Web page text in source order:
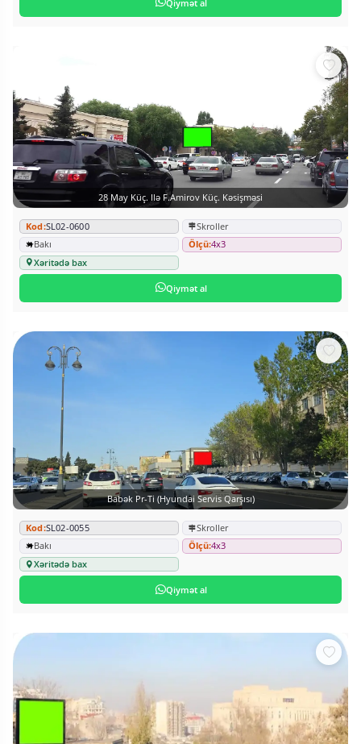
Qiymət al
28 May Küç. Ilə F.Amirov Küç. Kəsişməsi
Kod:SL02-0600
Skroller
Bakı
Ölçü:4x3
Xəritədə bax
Qiymət al
Babək Pr-Ti (Hyundai Servis Qarşısı)
Kod:SL02-0055
Skroller
Bakı
Ölçü:4x3
Xəritədə bax
Qiymət al